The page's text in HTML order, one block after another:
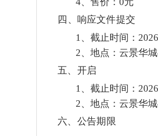
四、响应文件提交
1、截止时间：
2、地点： 云景华城
五、开启
1、截止时间：
2、地点： 云景华城
六、公告期限